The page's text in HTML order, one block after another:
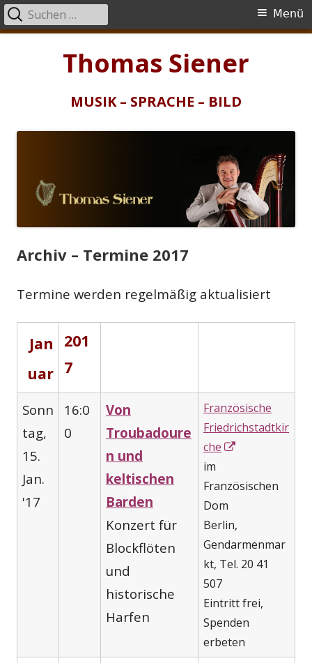
Thomas Siener
MUSIK – SPRACHE – BILD
Primäres
Menü
Suchen
nach:
Archiv – Termine 2017
Termine werden regelmäßig aktualisiert
Jan
uar
201
7
Sonn
tag,
15.
Jan.
'17
16:0
0
Von
Troubadoure
n und
keltischen
Barden
Konzert für
Blockflöten
und
historische
Harfen
Französische
Friedrichstadtkir
che
Fenster
im
Französischen
Dom
Berlin,
Gendarmenmar
kt, Tel. 20 41
507
Eintritt frei,
Spenden
erbeten